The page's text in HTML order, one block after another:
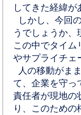
してきた経緯が
しかし、今回
うでしょうか
この中でタイム
やサプライチェ
人の移動がま
て、企業を守っ
責任者が現地の
り、このため